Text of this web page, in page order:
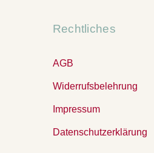
Rechtliches
AGB
Widerrufsbelehrung
Impressum
Datenschutzerklärung